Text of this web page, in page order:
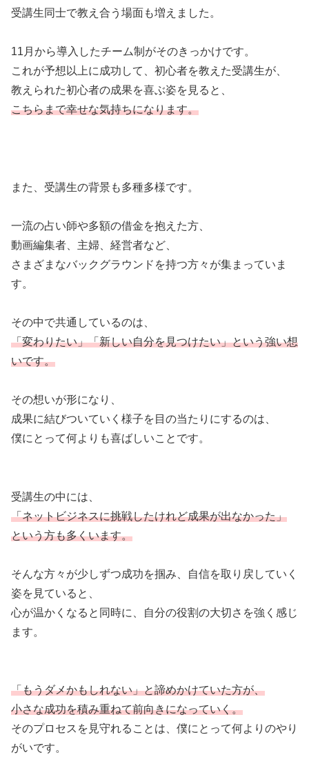
受講生同士で教え合う場面も増えました。
11月から導入したチーム制がそのきっかけです。
これが予想以上に成功して、初心者を教えた受講生が、
教えられた初心者の成果を喜ぶ姿を見ると、
こちらまで幸せな気持ちになります。
また、受講生の背景も多種多様です。
一流の占い師や多額の借金を抱えた方、
動画編集者、主婦、経営者など、
さまざまなバックグラウンドを持つ方々が集まっていま
す。
その中で共通しているのは、
「変わりたい」「新しい自分を見つけたい」という強い想
いです。
その想いが形になり、
成果に結びついていく様子を目の当たりにするのは、
僕にとって何よりも喜ばしいことです。
受講生の中には、
「ネットビジネスに挑戦したけれど成果が出なかった」
という方も多くいます。
そんな方々が少しずつ成功を掴み、自信を取り戻していく
姿を見ていると、
心が温かくなると同時に、自分の役割の大切さを強く感じ
ます。
「もうダメかもしれない」と諦めかけていた方が、
小さな成功を積み重ねて前向きになっていく。
そのプロセスを見守れることは、僕にとって何よりのやり
がいです。